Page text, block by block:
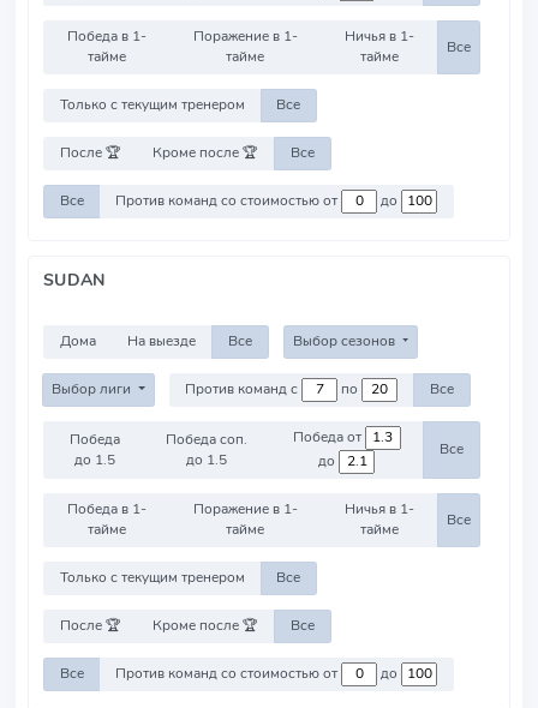
Победа в 1-
тайме
Поражение в 1-
тайме
Ничья в 1-
тайме
Все
Только с текущим тренером Все
После 🏆 Кроме после 🏆 Все
Все Против команд со стоимостью от до
SUDAN
Дома На выезде Все Выбор сезонов
Выбор лиги Против команд с по Все
Победа
до 1.5
Победа соп.
до 1.5
Победа от
до
Все
Победа в 1-
тайме
Поражение в 1-
тайме
Ничья в 1-
тайме
Все
Только с текущим тренером Все
После 🏆 Кроме после 🏆 Все
Все Против команд со стоимостью от до